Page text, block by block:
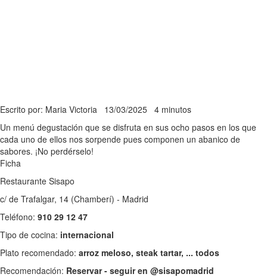
Escrito por: Maria Victoria 13/03/2025 4 minutos
Un menú degustación que se disfruta en sus ocho pasos en los que
cada uno de ellos nos sorpende pues componen un abanico de
sabores. ¡No perdérselo!
Ficha
Restaurante Sisapo
c/ de Trafalgar, 14 (Chamberí) - Madrid
Teléfono: 910 29 12 47
Tipo de cocina: internacional
Plato recomendado: arroz meloso, steak tartar, ... todos
Recomendación: Reservar - seguir en @sisapomadrid